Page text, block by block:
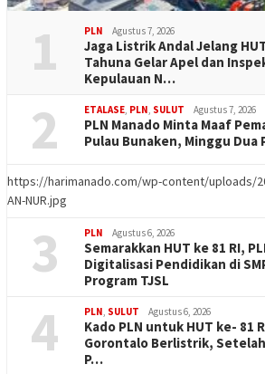
1 PLN Agustus 7, 2026
Jaga Listrik Andal Jelang
Tahuna Gelar Apel dan
Kepulauan N…
2 ETALASE PLN SULUT Agustus 7, 2026
PLN Manado Minta Maaf
Pulau Bunaken, Minggu Dua
https://harimanado.com/wp-content/uploads/
AN-NUR.jpg
3 PLN Agustus 6, 2026
Semarakkan HUT ke 81 RI,
Digitalisasi Pendidikan di
Program TJSL
4 PLN SULUT Agustus 6, 2026
Kado PLN untuk HUT ke- 81
Gorontalo Berlistrik,
P…